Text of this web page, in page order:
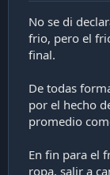
No se di
frio, pero el
final.
De todas
por el hecho
promedio
En fin para el
ropa, salir a